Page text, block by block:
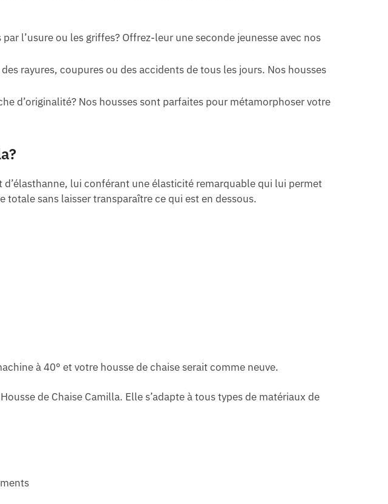
l’usure ou les griffes? Offrez-leur une seconde jeunesse avec nos
rayures, coupures ou des accidents de tous les jours. Nos housses
d’originalité? Nos housses sont parfaites pour métamorphoser votre
lui conférant une élasticité remarquable qui lui permet
totale sans laisser transparaître ce qui est en dessous.
à 40° et votre housse de chaise serait comme neuve.
de Chaise Camilla. Elle s’adapte à tous types de matériaux de